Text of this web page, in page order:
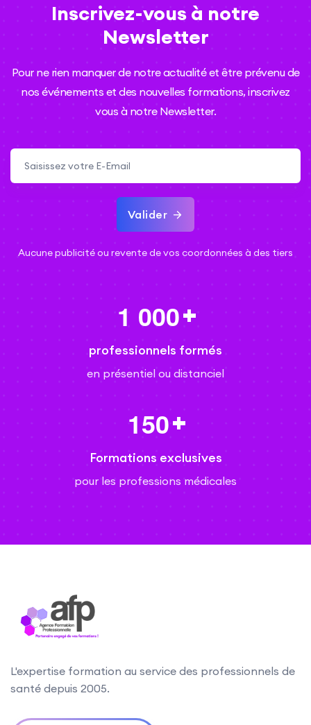
Inscrivez-vousà notre
Newsletter
Pour ne rien manquer de notre actualité et être prévenu de
nos événements et des nouvelles formations, inscrivez
vous à notre Newsletter.
Valider
Aucune publicité ou revente de vos coordonnées à des tiers
1 000
professionnels formés
en présentiel ou distanciel
150
Formations exclusives
pour les professions médicales
L'expertise formation au service des professionnels de
santé depuis 2005.